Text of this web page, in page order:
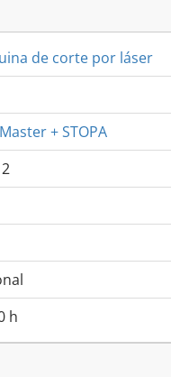
de corte por láser
+ STOPA
h